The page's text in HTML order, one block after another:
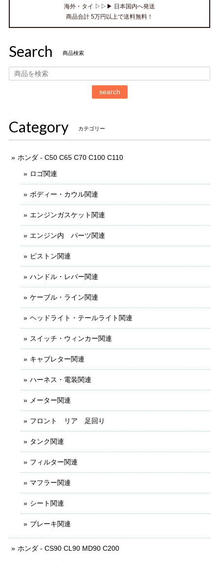
海外・タイ ▷▷▶ 日本国内へ発送
商品合計 5万円以上で送料無料！
Search 商品検索
search
Category カテゴリー
ホンダ - C50 C65 C70 C100 C110
ロゴ関連
ボディー・カウル関連
エンジンガスケット関連
エンジン内 パーツ関連
ピストン関連
ハンドル・レバー関連
ケーブル・ライン関連
ヘッドライト・テールライト関連
スイッチ・ウィンカー関連
キャブレター関連
ハーネス・電装関連
メーター関連
フロント リア 足回り
タンク関連
フィルター関連
マフラー関連
シート関連
ブレーキ関連
ホンダ - CS90 CL90 MD90 C200